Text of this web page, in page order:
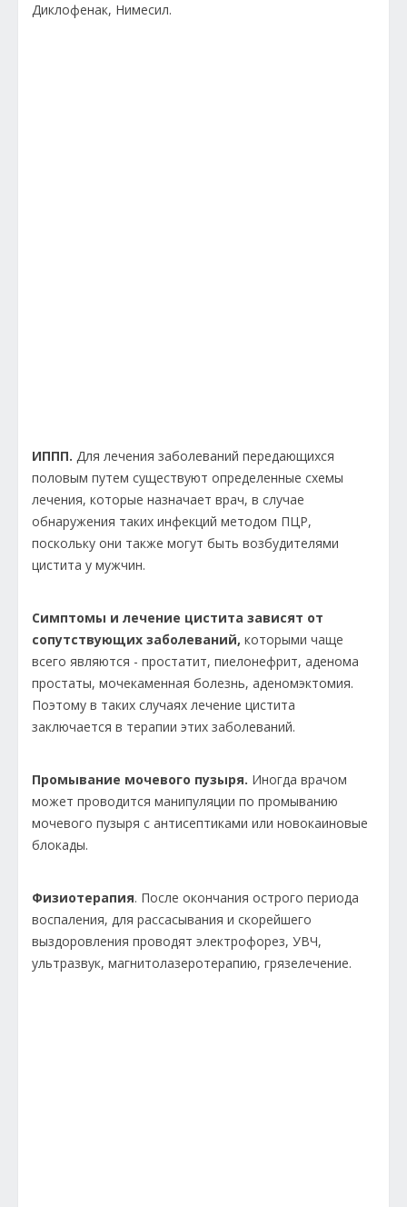
Диклофенак, Нимесил.
ИППП. Для лечения заболеваний передающихся
половым путем существуют определенные схемы
лечения, которые назначает врач, в случае
обнаружения таких инфекций методом ПЦР,
поскольку они также могут быть возбудителями
цистита у мужчин.
Симптомы и лечение цистита зависят от
сопутствующих заболеваний, которыми чаще
всего являются - простатит, пиелонефрит, аденома
простаты, мочекаменная болезнь, аденомэктомия.
Поэтому в таких случаях лечение цистита
заключается в терапии этих заболеваний.
Промывание мочевого пузыря. Иногда врачом
может проводится манипуляции по промыванию
мочевого пузыря с антисептиками или новокаиновые
блокады.
Физиотерапия. После окончания острого периода
воспаления, для рассасывания и скорейшего
выздоровления проводят электрофорез, УВЧ,
ультразвук, магнитолазеротерапию, грязелечение.